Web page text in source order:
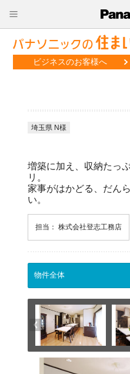
ビジネスのお客様へ
埼玉県 N様
増築に加え、収納たっ
リ。
家事がはかどる、だん
い。
担当： 株式会社登志工務店